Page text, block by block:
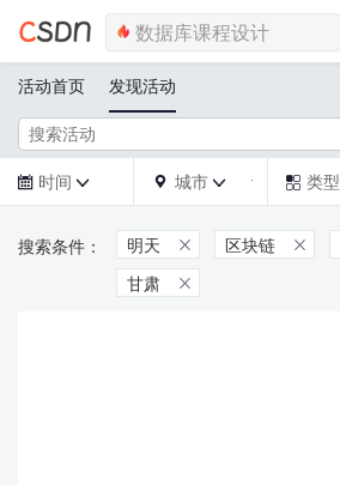
活动首页 发现活动
 时间   城市   类型
明天  区块链 
甘肃 